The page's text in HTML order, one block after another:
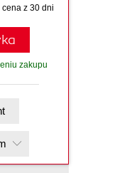
cena z 30 dni
zakupu